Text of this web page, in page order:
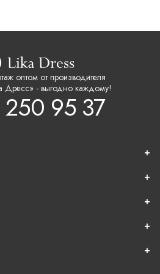
оптом от производителя
Дресс» - выгодно каждому!
95 37